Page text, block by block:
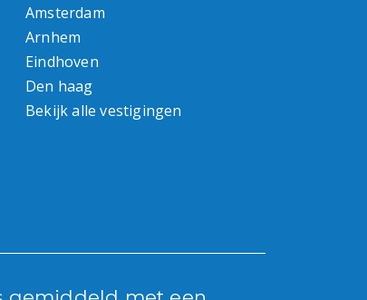
Amsterdam
Arnhem
Eindhoven
Den haag
Bekijk alle vestigingen